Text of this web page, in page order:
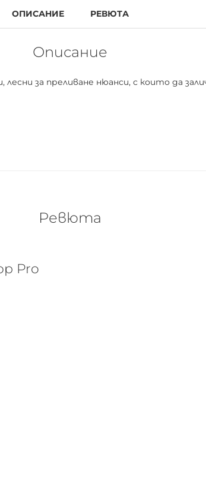
ОПИСАНИЕ РЕВЮТА
Описание
за преливане нюанси, с които да
Ревюта
Pro